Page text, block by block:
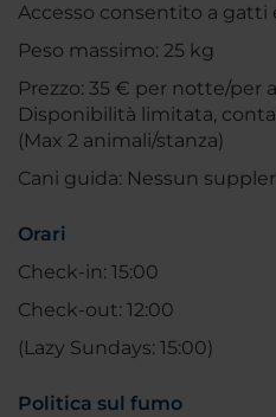
Accesso consentito a gatti
Peso massimo: 25 kg
Prezzo: 35 € per notte/per
Disponibilità limitata,
(Max 2 animali/stanza)
Cani guida: Nessun
Orari
Check-in: 15:00
Check-out: 12:00
(Lazy Sundays: 15:00)
Politica sul fumo